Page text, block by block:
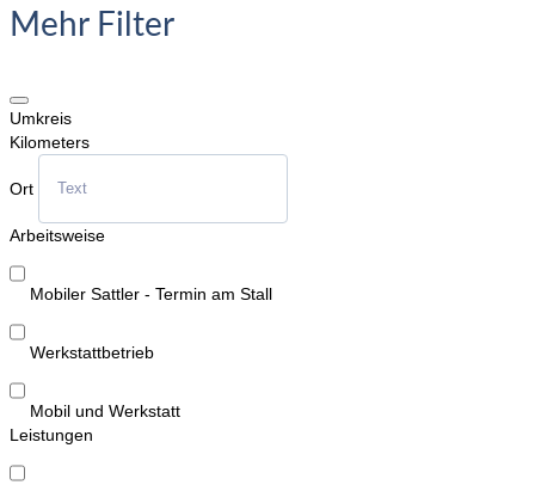
Mehr Filter
Umkreis
Kilometers
Ort
Arbeitsweise
Mobiler Sattler - Termin am Stall
Werkstattbetrieb
Mobil und Werkstatt
Leistungen